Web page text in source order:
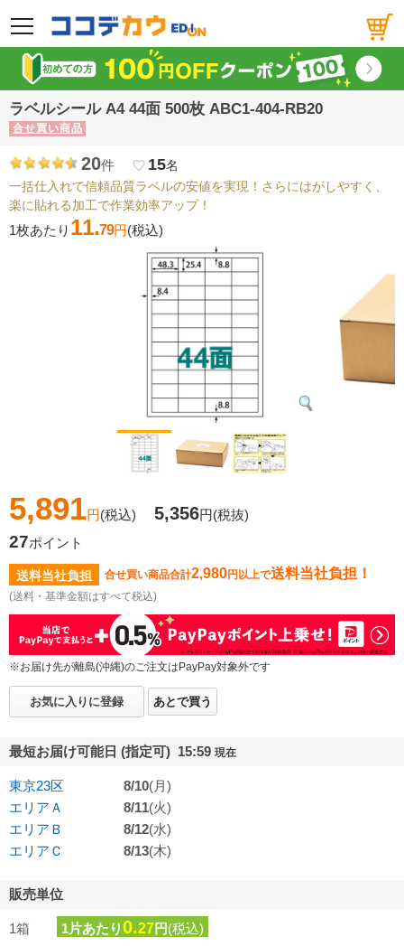
メニュー
ラベルシール A4 44面 500枚 ABC1-404-RB20
合せ買い商品
20件 favorite_border 15名
一括仕入れで信頼品質ラベルの安値を実現！さらにはがしやすく、
楽に貼れる加工で作業効率アップ！
1枚あたり 11.79円(税込)
5,891円(税込) 5,356円(税抜)
27ポイント
送料当社負担 合せ買い商品合計2,980円以上で送料当社負担！
(送料・基準金額はすべて税込)
※お届け先が離島(沖縄)のご注文はPayPay対象外です
お気に入りに登録 あとで買う
最短お届け可能日 (指定可) 15:59 現在
東京23区 8/10(月)
エリアＡ
8/11(火)
エリアＢ
8/12(水)
エリアＣ
8/13(木)
販売単位
1箱 1片あたり 0.27円(税込)